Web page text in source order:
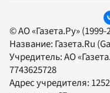
© АО «Газета.Ру»
Название: Газета.Ru
Учредитель:АО
7743625728
Адрес учредителя: